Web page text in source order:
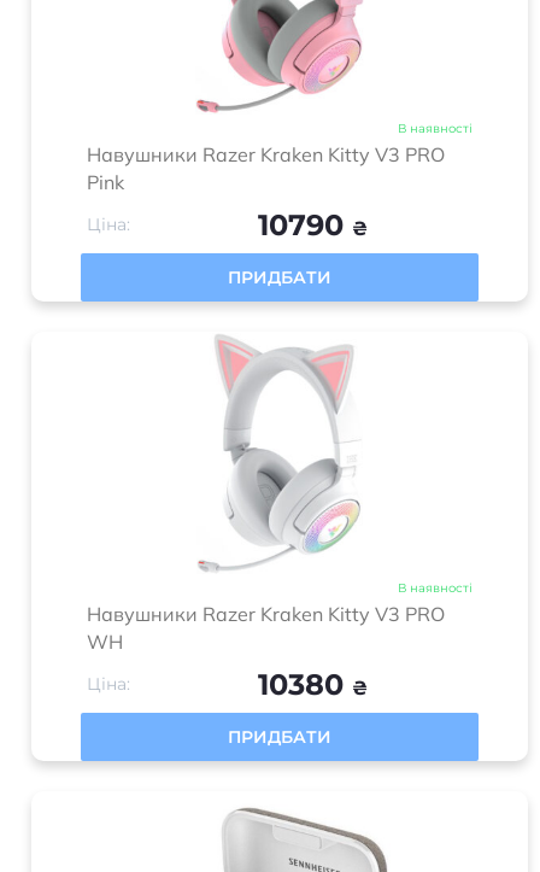
В наявності
Навушники Razer Kraken Kitty V3 PRO
Pink
Ціна: 10790 ₴
ПРИДБАТИ
В наявності
Навушники Razer Kraken Kitty V3 PRO
WH
Ціна: 10380 ₴
ПРИДБАТИ